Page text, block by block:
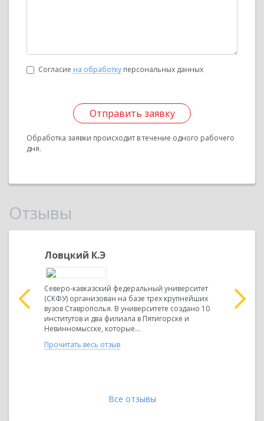
Согласие на обработку персональных данных
Отправить заявку
Обработка заявки происходит в течение одного рабочего
дня.
Отзывы
Ловцкий К.Э
Северо-кавказский федеральный университет
(СКФУ) организован на базе трех крупнейших
вузов Ставрополья. В университете создано 10
институтов и два филиала в Пятигорске и
Невинномысске, которые...
Прочитать весь отзыв
Петру
Все отзывы